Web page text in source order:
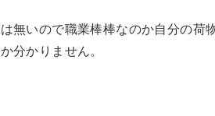
無いので職業棒棒なのか自分の荷
分かりません。